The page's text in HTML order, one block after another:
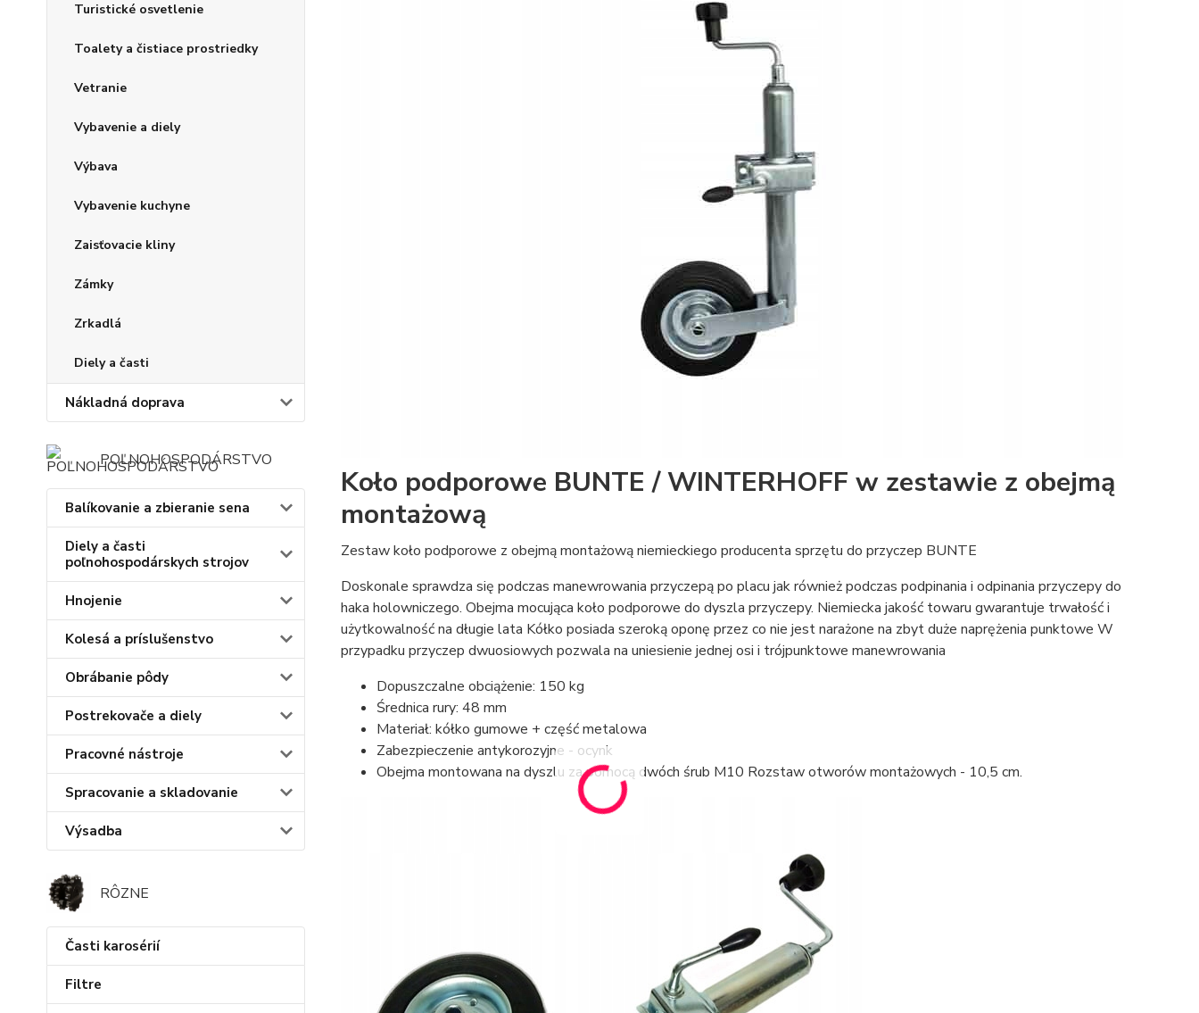
Turistické osvetlenie
Toalety a čistiace prostriedky
Vetranie
Vybavenie a diely
Výbava
Vybavenie kuchyne
Zaisťovacie kliny
Zámky
Zrkadlá
Diely a časti
Nákladná doprava
POĽNOHOSPODÁRSTVO
Balíkovanie a zbieranie sena
Diely a časti
poľnohospodárskych strojov
Hnojenie
Kolesá a príslušenstvo
Obrábanie pôdy
Postrekovače a diely
Pracovné nástroje
Spracovanie a skladovanie
Výsadba
RÔZNE
Časti karosérií
Filtre
Koło podporowe BUNTE / WINTERHOFF w zestawie z obejmą
montażową
Zestaw koło podporowe z obejmą montażową niemieckiego producenta sprzętu do przyczep BUNTE
Doskonale sprawdza się podczas manewrowania przyczepą po placu jak również podczas podpinania i odpinania przyczepy do
haka holowniczego. Obejma mocująca koło podporowe do dyszla przyczepy. Niemiecka jakość towaru gwarantuje trwałość i
użytkowalność na długie lata Kółko posiada szeroką oponę przez co nie jest narażone na zbyt duże naprężenia punktowe W
przypadku przyczep dwuosiowych pozwala na uniesienie jednej osi i trójpunktowe manewrowania
Dopuszczalne obciążenie: 150 kg
Średnica rury: 48 mm
Materiał: kółko gumowe + część metalowa
Zabezpieczenie antykorozyjne - ocynk
Obejma montowana na dyszlu za pomocą dwóch śrub M10 Rozstaw otworów montażowych - 10,5 cm.